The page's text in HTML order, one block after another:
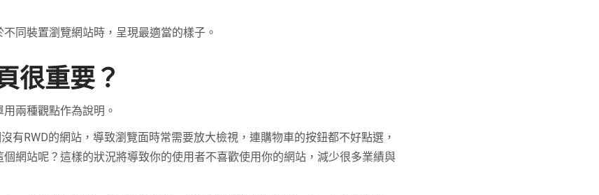
同裝置瀏覽網站時，呈現最適當的樣子。
很重要？
兩種觀點作為說明。
有RWD的網站，導致瀏覽面時常需要放大檢視，連購物車的按鈕都不好點選，
網站呢？這樣的狀況將導致你的使用者不喜歡使用你的網站，減少很多業績與